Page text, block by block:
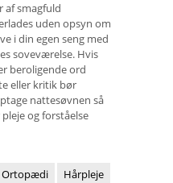
af smagfuld
uden opsyn om
i din egen seng med
soveværelse. Hvis
beroligende ord
eller kritik bør
nattesøvnen så
og forståelse
Ortopædi Hårpleje